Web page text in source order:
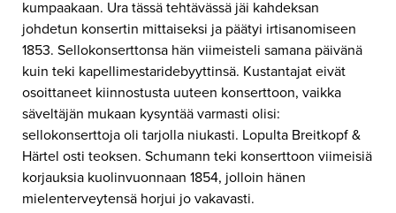
kumpaakaan. Ura tässä tehtävässä jäi kahdeksan
johdetun konsertin mittaiseksi ja päätyi irtisanomiseen
1853. Sellokonserttonsa hän viimeisteli samana päivänä
kuin teki kapellimestaridebyyttinsä. Kustantajat eivät
osoittaneet kiinnostusta uuteen konserttoon, vaikka
säveltäjän mukaan kysyntää varmasti olisi:
sellokonserttoja oli tarjolla niukasti. Lopulta Breitkopf &
Härtel osti teoksen. Schumann teki konserttoon viimeisiä
korjauksia kuolinvuonnaan 1854, jolloin hänen
mielenterveytensä horjui jo vakavasti.